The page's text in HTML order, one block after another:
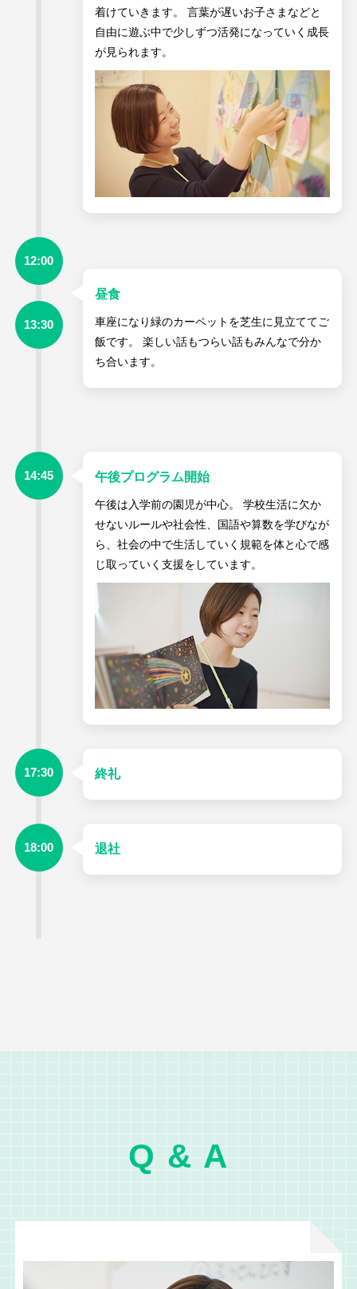
着けていきます。 言葉が遅いお子さまなどと
自由に遊ぶ中で少しずつ活発になっていく成長
が見られます。
12:00
13:30
昼食
車座になり緑のカーペットを芝生に見立ててご
飯です。 楽しい話もつらい話もみんなで分か
ち合います。
14:45 午後プログラム開始
午後は入学前の園児が中心。 学校生活に欠か
せないルールや社会性、国語や算数を学びなが
ら、社会の中で生活していく規範を体と心で感
じ取っていく支援をしています。
17:30 終礼
18:00 退社
Q & A